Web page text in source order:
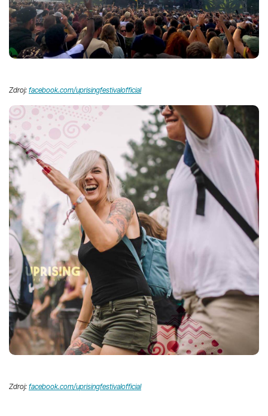
Zdroj: facebook.com/uprisingfestivalofficial
Zdroj: facebook.com/uprisingfestivalofficial